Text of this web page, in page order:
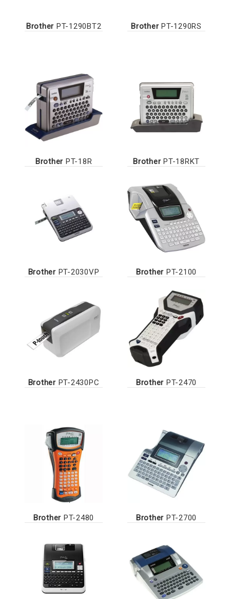
Brother PT-1290BT2 BrotherPT-1290RS
Brother PT-18R BrotherPT-18RKT
BrotherPT-2030VP Brother PT-2100
BrotherPT-2430PC Brother PT-2470
Brother PT-2480 Brother PT-2700